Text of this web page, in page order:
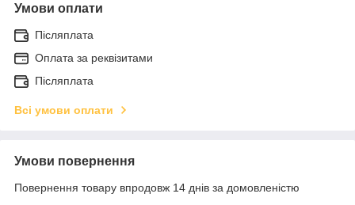
Умови оплати
Післяплата
Оплата за реквізитами
Післяплата
Всі умови оплати
Умови повернення
Повернення товару впродовж 14 днів за домовленістю